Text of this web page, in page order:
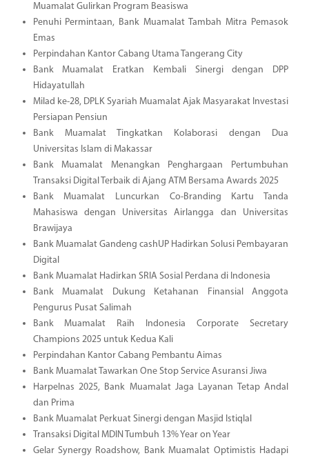
Muamalat Gulirkan Program Beasiswa
Penuhi Permintaan, Bank Muamalat Tambah Mitra Pemasok
Emas
Perpindahan Kantor Cabang Utama Tangerang City
Bank Muamalat Eratkan Kembali Sinergi dengan DPP
Hidayatullah
Milad ke-28, DPLK Syariah Muamalat Ajak Masyarakat Investasi
Persiapan Pensiun
Bank Muamalat Tingkatkan Kolaborasi dengan Dua
Universitas Islam di Makassar
Bank Muamalat Menangkan Penghargaan Pertumbuhan
Transaksi Digital Terbaik di Ajang ATM Bersama Awards 2025
Bank Muamalat Luncurkan Co-Branding Kartu Tanda
Mahasiswa dengan Universitas Airlangga dan Universitas
Brawijaya
Bank Muamalat Gandeng cashUP Hadirkan Solusi Pembayaran
Digital
Bank Muamalat Hadirkan SRIA Sosial Perdana di Indonesia
Bank Muamalat Dukung Ketahanan Finansial Anggota
Pengurus Pusat Salimah
Bank Muamalat Raih Indonesia Corporate Secretary
Champions 2025 untuk Kedua Kali
Perpindahan Kantor Cabang Pembantu Aimas
Bank Muamalat Tawarkan One Stop Service Asuransi Jiwa
Harpelnas 2025, Bank Muamalat Jaga Layanan Tetap Andal
dan Prima
Bank Muamalat Perkuat Sinergi dengan Masjid Istiqlal
Transaksi Digital MDIN Tumbuh 13% Year on Year
Gelar Synergy Roadshow, Bank Muamalat Optimistis Hadapi